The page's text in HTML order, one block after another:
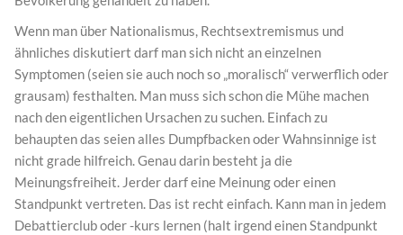
Wenn man über Nationalismus, Rechtsextremismus und
ähnliches diskutiert darf man sich nicht an einzelnen
Symptomen (seien sie auch noch so „moralisch“ verwerflich oder
grausam) festhalten. Man muss sich schon die Mühe machen
nach den eigentlichen Ursachen zu suchen. Einfach zu
behaupten das seien alles Dumpfbacken oder Wahnsinnige ist
nicht grade hilfreich. Genau darin besteht ja die
Meinungsfreiheit. Jerder darf eine Meinung oder einen
Standpunkt vertreten. Das ist recht einfach. Kann man in jedem
Debattierclub oder -kurs lernen (halt irgend einen Standpunkt